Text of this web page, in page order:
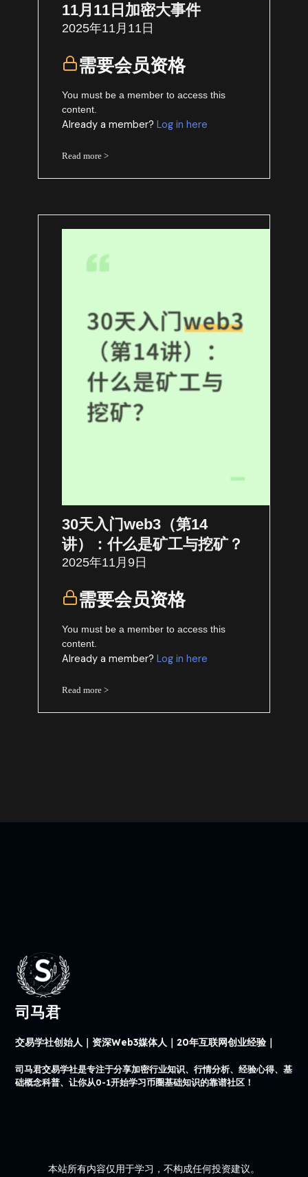
11月11日加密大事件
2025年11月11日
需要会员资格
You must be a member to access this
content.
Already a member?Log in here
Read more >
30天入门web3（第14
讲）：什么是矿工与挖矿？
2025年11月9日
需要会员资格
You must be a member to access this
content.
Already a member?Log in here
Read more >
司马君
交易学社创始人｜资深Web3媒体人｜20年互联网创业经验｜
司马君交易学社是专注于分享加密行业知识、行情分析、经验心得、基
础概念科普、让你从0-1开始学习币圈基础知识的靠谱社区！
本站所有内容仅用于学习，不构成任何投资建议。